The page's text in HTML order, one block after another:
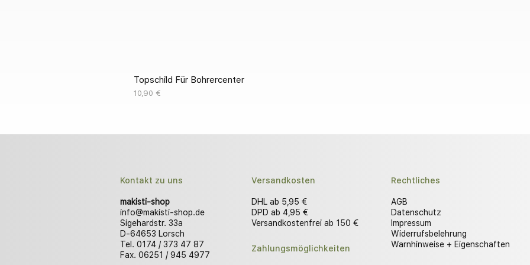
Topschild Für Bohrercenter
Preis
10,90 €
Kontakt zu uns
makisti-shop
info@makisti-shop.de
Sigehardstr. 33a
D-64653 Lorsch
Tel. 0174 / 373 47 87
Fax. 06251 / 945 4977
Versandkosten
DHL ab 5,95 €
DPD ab 4,95 €
Versandkostenfrei ab 150 €
Zahlungsmöglichkeiten
Rechtliches
AGB
Datenschutz
Impressum
Widerrufsbelehrung
Warnhinweise + Eigenschaften